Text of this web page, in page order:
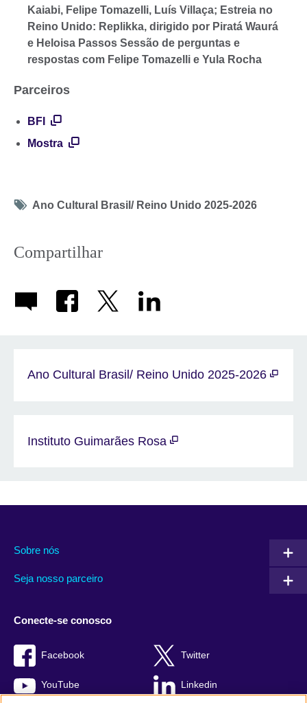
Kaiabi, Felipe Tomazelli, Luís Villaça; Estreia no
Reino Unido: Replikka, dirigido por Piratá Waurá
e Heloisa Passos Sessão de perguntas e
respostas com Felipe Tomazelli e Yula Rocha
Parceiros
BFI
Mostra
Tag
Ano Cultural Brasil/ Reino Unido 2025-2026
Compartilhar
Ano Cultural Brasil/ Reino Unido 2025-2026
Instituto Guimarães Rosa
Sobre nós
Seja nosso parceiro
Conecte-se conosco
Facebook Twitter
YouTube Linkedin